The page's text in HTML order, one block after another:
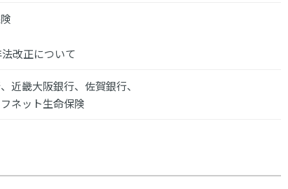
改正について
近畿大阪銀行、佐賀銀行、
ネット生命保険